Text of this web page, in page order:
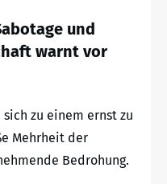
und
warnt vor
zu einem ernst zu
Mehrheit der
Bedrohung.